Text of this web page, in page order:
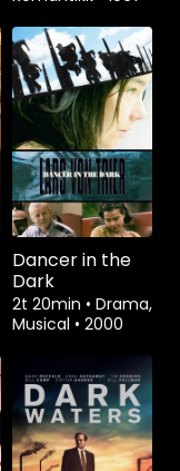
Dancer in the
Dark
2t 20min • Drama,
Musical • 2000